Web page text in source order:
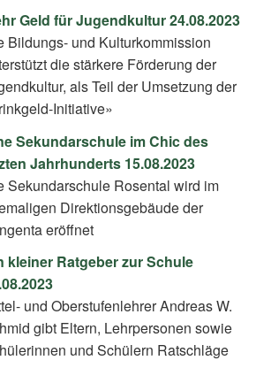
Geld für Jugendkultur 24.08.2023
Bildungs- und Kulturkommission
die stärkere Förderung der
als Teil der Umsetzung der
Initiative»
Sekundarschule im Chic des
Jahrhunderts 15.08.2023
Sekundarschule Rosental wird im
Direktionsgebäude der
eröffnet
kleiner Ratgeber zur Schule
und Oberstufenlehrer Andreas W.
gibt Eltern, Lehrpersonen sowie
und Schülern Ratschläge